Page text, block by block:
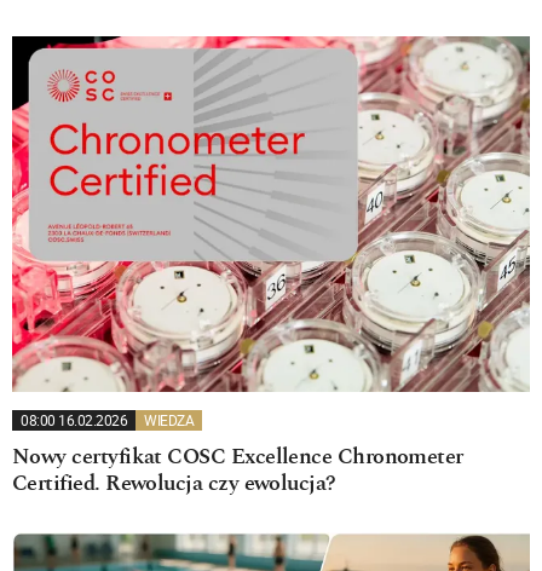
08:00 16.02.2026 WIEDZA
Nowy certyfikat COSC Excellence Chronometer
Certified. Rewolucja czy ewolucja?